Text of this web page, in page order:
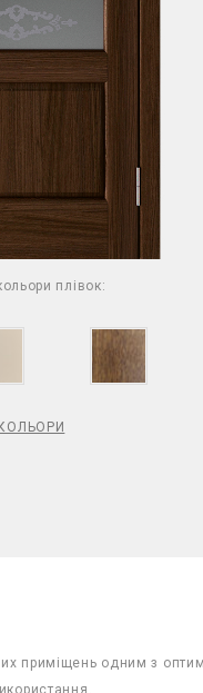
плівок:
приміщень одним з